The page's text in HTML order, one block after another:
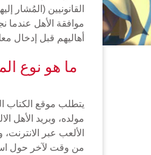
أهاليهم قبل إدخال
ما هو نوع
يتطلب موقع الكتاب
مولده، وبريد الأهل
من وقت لآخر حول